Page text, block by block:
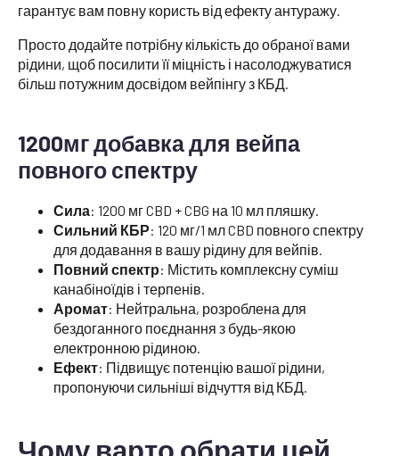
гарантує вам повну користь від ефекту антуражу.
Просто додайте потрібну кількість до обраної вами
рідини, щоб посилити її міцність і насолоджуватися
більш потужним досвідом вейпінгу з КБД.
1200мг добавка для вейпа
повного спектру
Сила: 1200 мг CBD + CBG на 10 мл пляшку.
Сильний КБР: 120 мг/1 мл CBD повного спектру
для додавання в вашу рідину для вейпів.
Повний спектр: Містить комплексну суміш
канабіноїдів і терпенів.
Аромат: Нейтральна, розроблена для
бездоганного поєднання з будь-якою
електронною рідиною.
Ефект: Підвищує потенцію вашої рідини,
пропонуючи сильніші відчуття від КБД.
Чому варто обрати цей